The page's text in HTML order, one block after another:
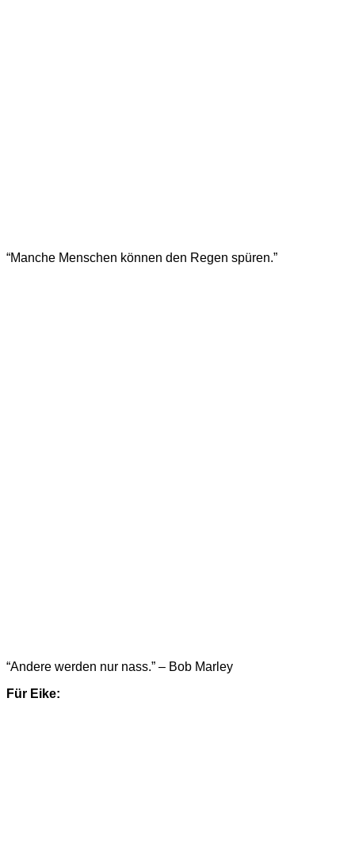
“Manche Menschen können den Regen spüren.”
“Andere werden nur nass.” – Bob Marley
Für Eike: